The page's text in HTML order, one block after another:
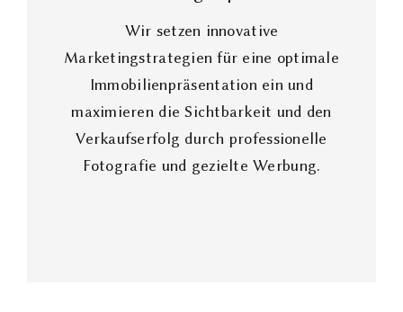
Wir setzen innovative
Marketingstrategien für eine optimale
Immobilienpräsentation ein und
maximieren die Sichtbarkeit und den
Verkaufserfolg durch professionelle
Fotografie und gezielte Werbung.